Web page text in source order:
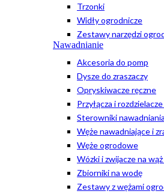
Trzonki
Widły ogrodnicze
Zestawy narzędzi
Nawadnianie
Akcesoria do pomp
Dysze do zraszaczy
Opryskiwacze ręczne
Przyłącza i
Sterowniki nawadniania
Węże nawadniające i
Węże ogrodowe
Wózki i zwijacze na
Zbiorniki na wodę
Zestawy z wężami